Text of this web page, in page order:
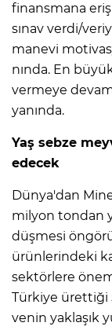
finansma­na
sınav verdi/
manevi
nında. En
vermeye
yanında.
Yaş sebze
edecek
Dünya'dan
milyon tondan
düşmesi
ürünle­rindeki
sektörlere
Türkiye ürettiği
venin yaklaşık